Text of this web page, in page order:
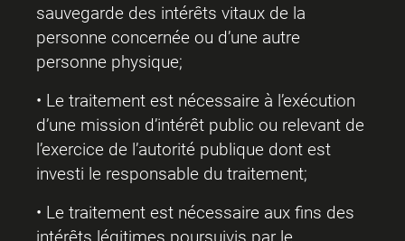
sauvegarde des intérêts vitaux de la
personne concernée ou d’une autre
personne physique;
• Le traitement est nécessaire à l’exécution
d’une mission d’intérêt public ou relevant de
l’exercice de l’autorité publique dont est
investi le responsable du traitement;
• Le traitement est nécessaire aux fins des
intérêts légitimes poursuivis par le